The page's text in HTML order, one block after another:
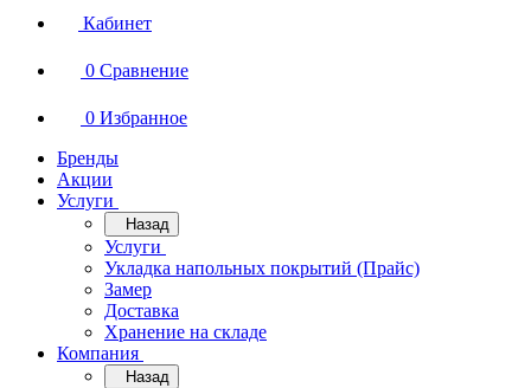
Кабинет
0 Сравнение
0 Избранное
Бренды
Акции
Услуги
Назад
Услуги
Укладка напольных покрытий (Прайс)
Замер
Доставка
Хранение на складе
Компания
Назад